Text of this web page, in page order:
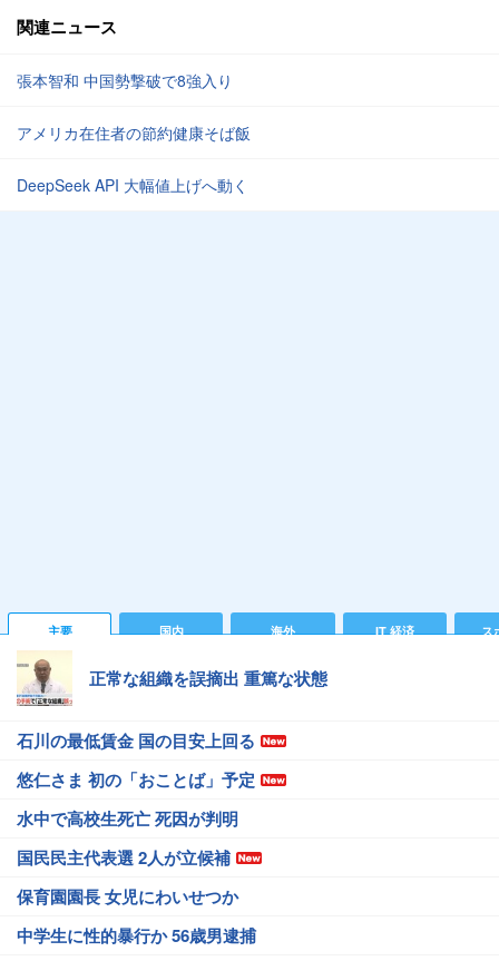
関連ニュース
張本智和 中国勢撃破で8強入り
アメリカ在住者の節約健康そば飯
DeepSeek API 大幅値上げへ動く
主要 国内 海外 IT 経済 ス
正常な組織を誤摘出 重篤な状態
石川の最低賃金 国の目安上回る
悠仁さま 初の「おことば」予定
水中で高校生死亡 死因が判明
国民民主代表選 2人が立候補
保育園園長 女児にわいせつか
中学生に性的暴行か 56歳男逮捕